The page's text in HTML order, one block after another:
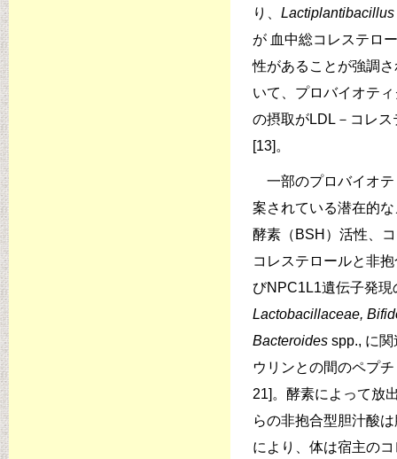
り、 Lactiplantibacillus
が 血中総コレステロ
性があることが強調
いて、プロバイオテ
の摂取がLDL－コレ
[13]。
一部のプロバイオテ
案されている潜在的
酵素（BSH）活性、
コレステロールと非
びNPC1L1遺伝子発
Lactobacillaceae,
Bacteroides spp., に
ウリンとの間のペプ
21]。酵素によって放
らの非抱合型胆汁酸
により、体は宿主の